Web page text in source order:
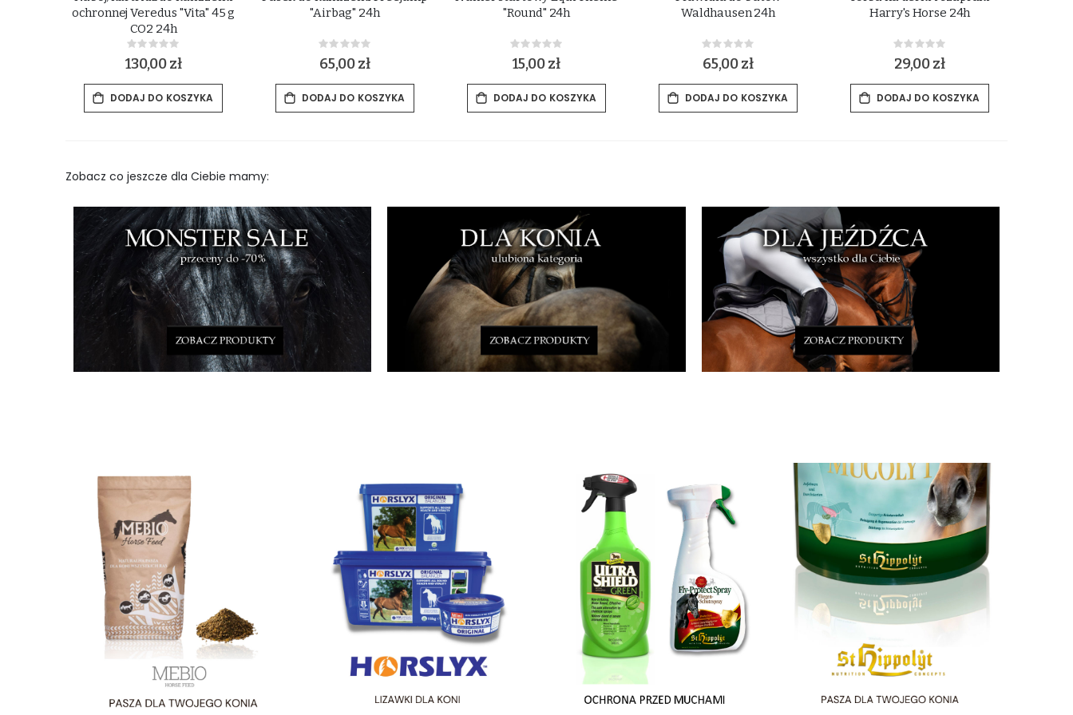
ochronnej Veredus "Vita" 45 g
CO2 24h
Rating:
0%
130,00 zł
DODAJ DO KOSZYKA
"Airbag" 24h
Rating:
0%
65,00 zł
DODAJ DO KOSZYKA
"Round" 24h
Rating:
0%
15,00 zł
DODAJ DO KOSZYKA
Waldhausen 24h
Rating:
0%
65,00 zł
DODAJ DO KOSZYKA
Harry's Horse 24h
Rating:
0%
29,00 zł
DODAJ DO KOSZYKA
Zobacz co jeszcze dla Ciebie mamy: